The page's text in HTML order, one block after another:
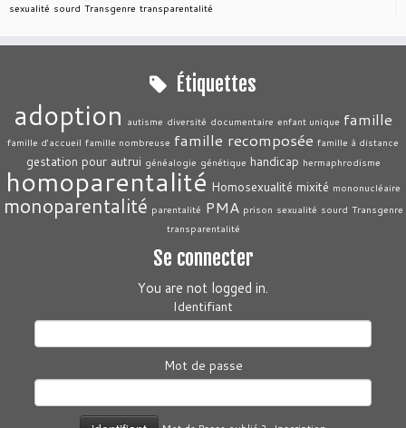
sexualité sourd Transgenre transparentalité
Étiquettes
adoption autisme diversité documentaire enfant unique famille
famille d'accueil famille nombreuse famille recomposée famille à distance
gestation pour autrui généalogie génétique handicap hermaphrodisme
homoparentalité Homosexualité mixité mononucléaire
monoparentalité parentalité PMA prison sexualité sourd Transgenre
transparentalité
Se connecter
You are not logged in.
Identifiant
Mot de passe